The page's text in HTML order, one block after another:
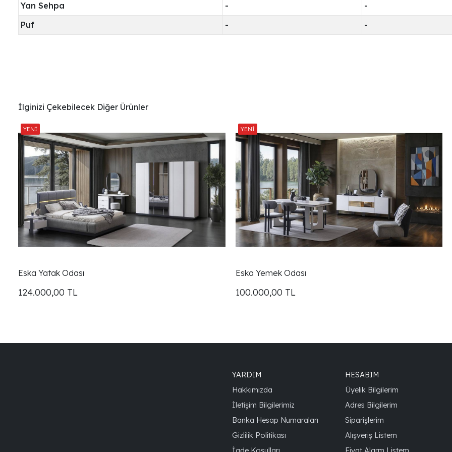
Yan Sehpa -
-
Puf
- -
İlginizi Çekebilecek Diğer Ürünler
Eska Yatak Odası
124.000,00 TL
Eska Yemek Odası
100.000,00 TL
YARDIM
Hakkımızda
İletişim Bilgilerimiz
Banka Hesap Numaraları
Gizlilik Politikası
HESABIM
Üyelik Bilgilerim
Adres Bilgilerim
Siparişlerim
Alışveriş Listem